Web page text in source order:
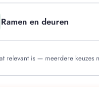
Ramen en deuren
relevant is — meerdere keuzes